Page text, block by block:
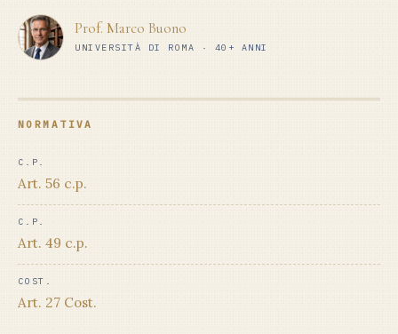
Prof. Marco Buono
UNIVERSITÀ DI ROMA · 40+ ANNI
NORMATIVA
C.P.
Art. 56 c.p.
C.P.
Art. 49 c.p.
COST.
Art. 27 Cost.